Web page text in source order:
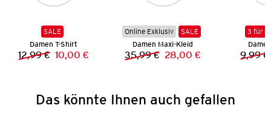
SALE
Damen T-Shirt
Vorheriger Preis:
12,99 € Neuer Preis:
10,00 €
Online Exklusiv
SALE
Damen Maxi-Kleid
Vorheriger Preis:
35,99 € Neuer Preis:
28,00 €
3 für 2
9,99 €
Das könnte Ihnen auch gefallen